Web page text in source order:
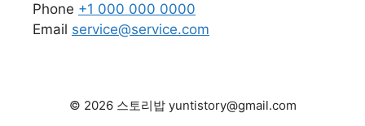
Phone +1 000 000 0000
Email service@service.com
© 2026 스토리밥 yuntistory@gmail.com